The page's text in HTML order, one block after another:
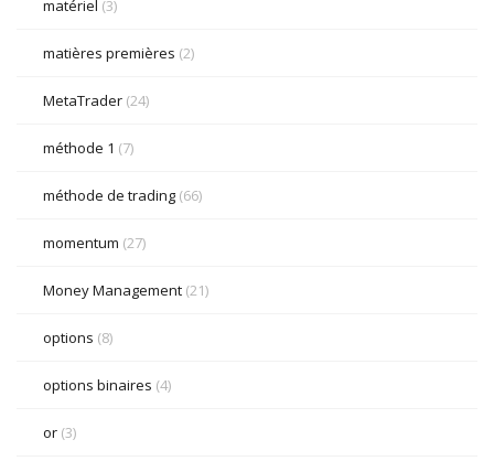
matériel (3)
matières premières (2)
MetaTrader (24)
méthode 1 (7)
méthode de trading (66)
momentum (27)
Money Management (21)
options (8)
options binaires (4)
or (3)